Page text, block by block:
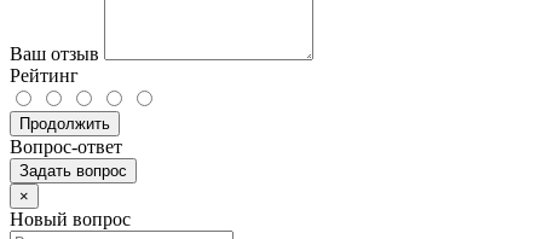
Ваш отзыв
Рейтинг
Продолжить
Вопрос-ответ
Задать вопрос
×
Новый вопрос